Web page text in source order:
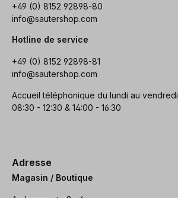
+49 (0) 8152 92898-80
info@sautershop.com
Hotline de service
+49 (0) 8152 92898-81
info@sautershop.com
Accueil téléphonique du lundi au vendredi
08:30 - 12:30 & 14:00 - 16:30
Adresse
Magasin / Boutique